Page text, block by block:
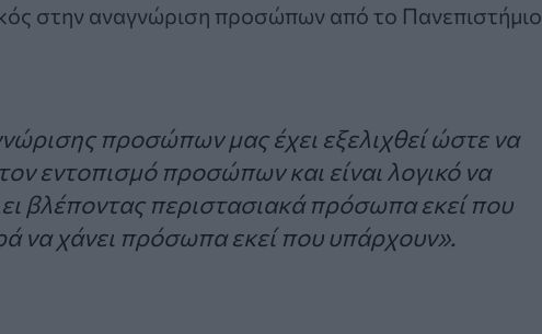
στην αναγνώριση προσώπων από το Πανεπιστήμιο
προσώπων μας έχει εξελιχθεί ώστε να
εντοπισμό προσώπων και είναι λογικό να
βλέποντας περιστασιακά πρόσωπα εκεί που
να χάνει πρόσωπα εκεί που υπάρχουν».